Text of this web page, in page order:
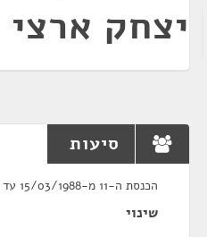
יצחק ארצי
סיעות
הכנסת ה-11 מ-15/03/1988 עד 21/11/1988
שינוי